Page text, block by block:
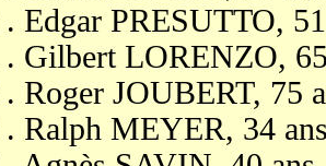
. Edgar PRESUTTO,
. Gilbert LORENZO,
. Roger JOUBERT, 75
. Ralph MEYER, 34